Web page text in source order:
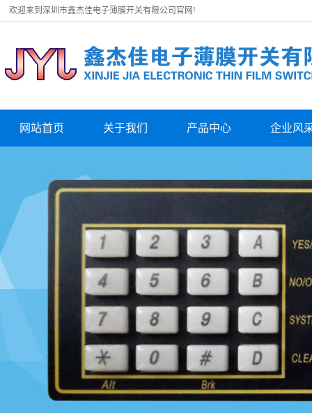
欢迎来到深圳市鑫杰佳电子薄膜开关有限公司官网!
网站首页 关于我们 产品中心 企业风